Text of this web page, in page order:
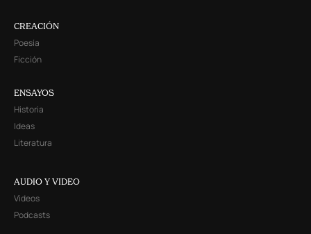
CREACIÓN
Poesía
Ficción
ENSAYOS
Historia
Ideas
Literatura
AUDIO Y VIDEO
Videos
Podcasts